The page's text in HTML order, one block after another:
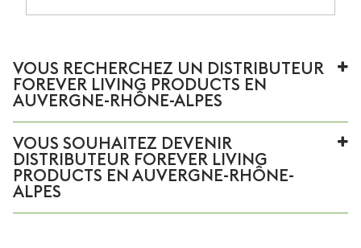
VOUS RECHERCHEZ UN DISTRIBUTEUR
FOREVER LIVING PRODUCTS EN
AUVERGNE-RHÔNE-ALPES
VOUS SOUHAITEZ DEVENIR
DISTRIBUTEUR FOREVER LIVING
PRODUCTS EN AUVERGNE-RHÔNE-
ALPES